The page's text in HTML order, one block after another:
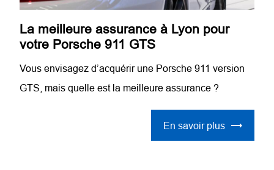
La meilleure assurance à Lyon pour
votre Porsche 911 GTS
Vous envisagez d’acquérir une Porsche 911 version
GTS, mais quelle est la meilleure assurance ?
En savoir plus